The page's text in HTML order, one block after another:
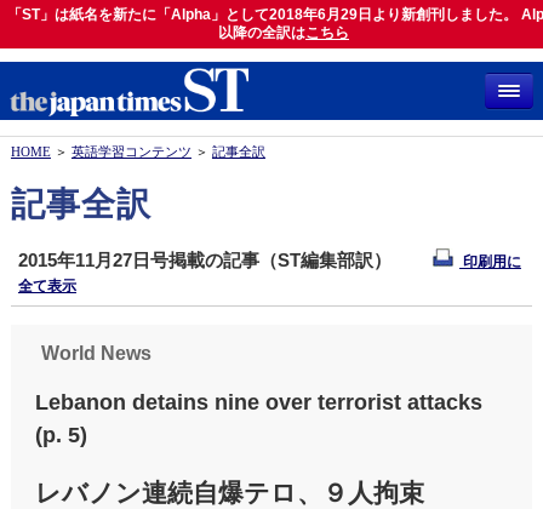
「ST」は紙名を新たに「Alpha」として2018年6月29日より新創刊しました。
以降の全訳はこちら
「ST」は紙名を新たに「Alpha」として2018年6月29日より新創刊しました。
以降の全訳はこちら
HOME＞ 英語学習コンテンツ ＞ 記事全訳
記事全訳
2015年11月27日号掲載の記事（ST編集部訳）
印刷用に
全て表示
World News
Lebanon detains nine over terrorist attacks
(p. 5)
レバノン連続自爆テロ、９人拘束